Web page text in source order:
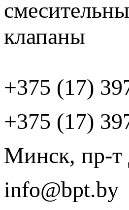
+375 (17)
+375 (17)
Минск, пр-т
info@bpt.by